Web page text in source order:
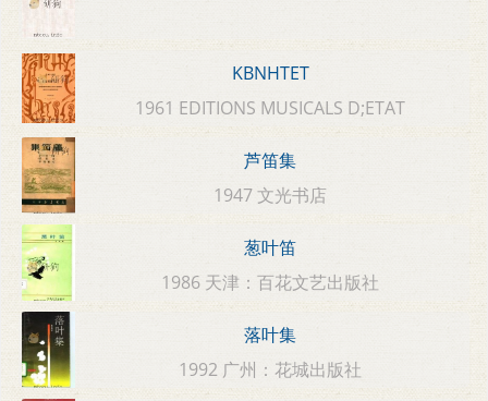
KBNHTET
1961 EDITIONS MUSICALS D;ETAT
芦笛集
1947 文光书店
葱叶笛
1986 天津：百花文艺出版社
落叶集
1992 广州：花城出版社